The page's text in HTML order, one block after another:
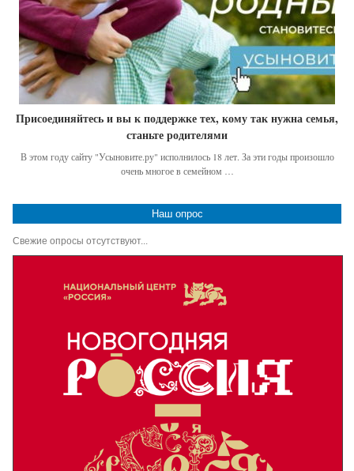
Присоединяйтесь и вы к поддержке тех, кому так нужна семья,
станьте родителями
В этом году сайту "Усыновите.ру" исполнилось 18 лет. За эти годы произошло
очень многое в семейном …
Наш опрос
Свежие опросы отсутствуют...